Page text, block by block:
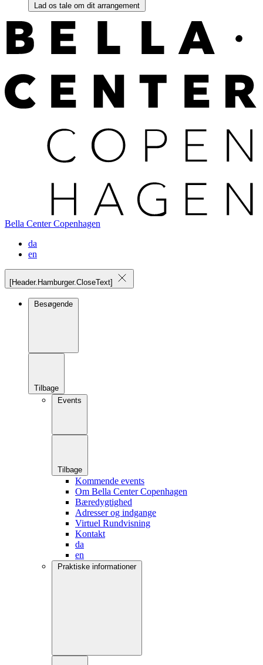
Lad os tale om dit arrangement
Bella Center Copenhagen
da
en
[Header.Hamburger.CloseText]
Besøgende
Tilbage
Events
Tilbage
Kommende events
Om Bella Center Copenhagen
Bæredygtighed
Adresser og indgange
Virtuel Rundvisning
Kontakt
da
en
Praktiske informationer